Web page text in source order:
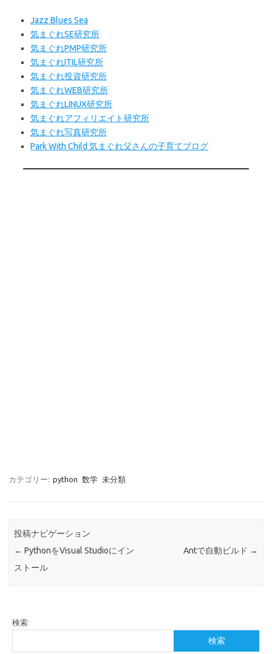
Jazz Blues Sea
気まぐれSE研究所
気まぐれPMP研究所
気まぐれITIL研究所
気まぐれ投資研究所
気まぐれWEB研究所
気まぐれLINUX研究所
気まぐれアフィリエイト研究所
気まぐれ写真研究所
Park With Child 気まぐれ父さんの子育てブログ
カテゴリー: python 数学 未分類
投稿ナビゲーション
← PythonをVisual Studioにイン
ストール
Antで自動ビルド →
検索
検索